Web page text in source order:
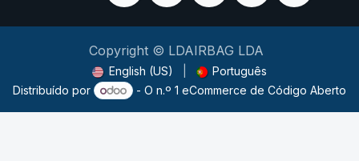
Copyright © LDAIRBAG LDA
English (US)
Português
Distribuído por
- O n.º 1 eCommerce de Código Aberto